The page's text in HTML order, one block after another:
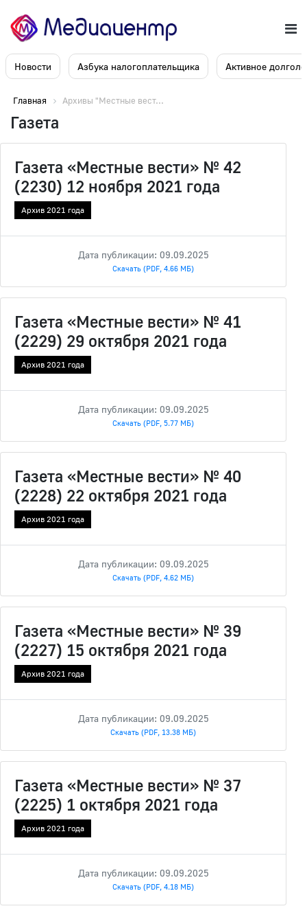
Новости Азбука налогоплательщика Активное
Главная Архивы "Местные вест...
Газета
Газета «Местные вести» № 42
(2230) 12 ноября 2021 года
Архив 2021 года
Дата публикации: 09.09.2025
Скачать (PDF, 4.66 МБ)
Газета «Местные вести» № 41
(2229) 29 октября 2021 года
Архив 2021 года
Дата публикации: 09.09.2025
Скачать (PDF, 5.77 МБ)
Газета «Местные вести» № 40
(2228) 22 октября 2021 года
Архив 2021 года
Дата публикации: 09.09.2025
Скачать (PDF, 4.62 МБ)
Газета «Местные вести» № 39
(2227) 15 октября 2021 года
Архив 2021 года
Дата публикации: 09.09.2025
Скачать (PDF, 13.38 МБ)
Газета «Местные вести» № 37
(2225) 1 октября 2021 года
Архив 2021 года
Дата публикации: 09.09.2025
Скачать (PDF, 4.18 МБ)